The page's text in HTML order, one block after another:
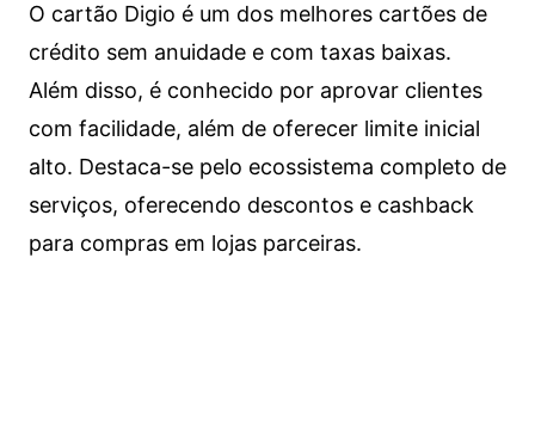
O cartão Digio é um dos melhores cartões de
crédito sem anuidade e com taxas baixas.
Além disso, é conhecido por aprovar clientes
com facilidade, além de oferecer limite inicial
alto. Destaca-se pelo ecossistema completo de
serviços, oferecendo descontos e cashback
para compras em lojas parceiras.